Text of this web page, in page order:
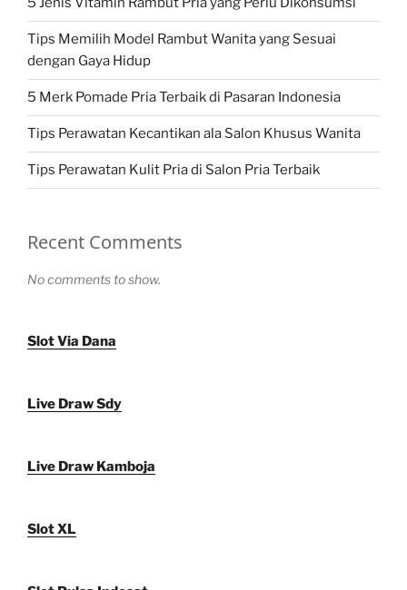
Tips Memilih Model Rambut Wanita yang Sesuai
dengan Gaya Hidup
5 Merk Pomade Pria Terbaik di Pasaran Indonesia
Tips Perawatan Kecantikan ala Salon Khusus Wanita
Tips Perawatan Kulit Pria di Salon Pria Terbaik
Recent Comments
No comments to show.
Slot Via Dana
Live Draw Sdy
Live Draw Kamboja
Slot XL